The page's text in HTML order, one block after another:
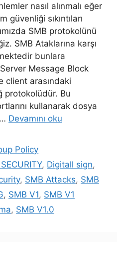
nasıl alınmalı eğer
güvenliği sıkıntıları
SMB protokolünü
SMB Ataklarına karşı
bunlara
Message Block
client arasındaki
protokolüdür. Bu
kullanarak dosya
Devamını oku
Policy
, Digitall sign,
, SMB Attacks, SMB
, SMB V1, SMB V1
, SMB V1.0